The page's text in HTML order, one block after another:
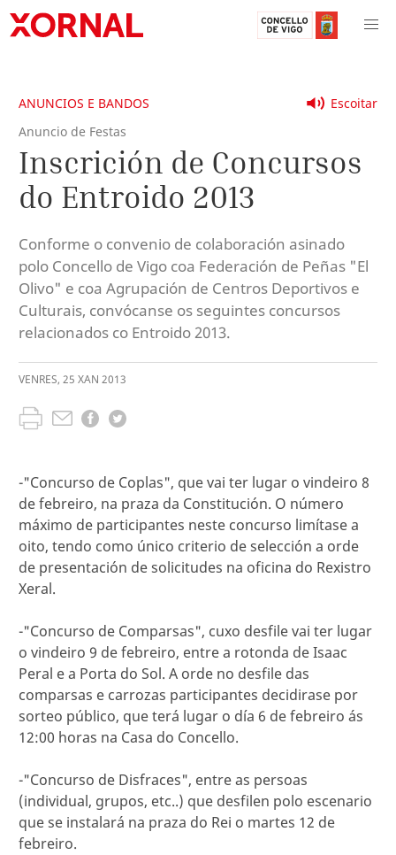
Escoitar
ANUNCIOS E BANDOS
Anuncio de Festas
Inscrición de Concursos
do Entroido 2013
Conforme o convenio de colaboración asinado
polo Concello de Vigo coa Federación de Peñas "El
Olivo" e coa Agrupación de Centros Deportivos e
Culturais, convócanse os seguintes concursos
relacionados co Entroido 2013.
VENRES, 25 XAN 2013
-"Concurso de Coplas", que vai ter lugar o vindeiro 8
de febreiro, na praza da Constitución. O número
máximo de participantes neste concurso limítase a
oito, tendo como único criterio de selección a orde
de presentación de solicitudes na oficina do Rexistro
Xeral.
-"Concurso de Comparsas", cuxo desfile vai ter lugar
o vindeiro 9 de febreiro, entre a rotonda de Isaac
Peral e a Porta do Sol. A orde no desfile das
comparsas e carrozas participantes decidirase por
sorteo público, que terá lugar o día 6 de febreiro ás
12:00 horas na Casa do Concello.
-"Concurso de Disfraces", entre as persoas
(individual, grupos, etc..) que desfilen polo escenario
que se instalará na praza do Rei o martes 12 de
febreiro.